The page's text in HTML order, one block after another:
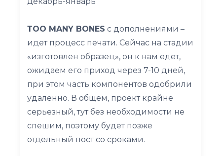
ТOO MANY BONES с дополнениями –
идет процесс печати. Сейчас на стадии
«изготовлен образец», он к нам едет,
ожидаем его приход через 7-10 дней,
при этом часть компонентов одобрили
удаленно. В общем, проект крайне
серьезный, тут без необходимости не
спешим, поэтому будет позже
отдельный пост со сроками.